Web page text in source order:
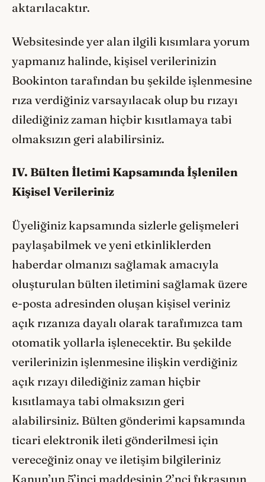
aktarılacaktır.
Websitesinde yer alan ilgili kısımlara yorum
yapmanız halinde, kişisel verilerinizin
Bookinton tarafından bu şekilde işlenmesine
rıza verdiğiniz varsayılacak olup bu rızayı
dilediğiniz zaman hiçbir kısıtlamaya tabi
olmaksızın geri alabilirsiniz.
IV. Bülten İletimi Kapsamında İşlenilen
Kişisel Verileriniz
Üyeliğiniz kapsamında sizlerle gelişmeleri
paylaşabilmek ve yeni etkinliklerden
haberdar olmanızı sağlamak amacıyla
oluşturulan bülten iletimini sağlamak üzere
e-posta adresinden oluşan kişisel veriniz
açık rızanıza dayalı olarak tarafımızca tam
otomatik yollarla işlenecektir. Bu şekilde
verilerinizin işlenmesine ilişkin verdiğiniz
açık rızayı dilediğiniz zaman hiçbir
kısıtlamaya tabi olmaksızın geri
alabilirsiniz. Bülten gönderimi kapsamında
ticari elektronik ileti gönderilmesi için
vereceğiniz onay ve iletişim bilgileriniz
Kanun’un 5’inci maddesinin 2’nci fıkrasının